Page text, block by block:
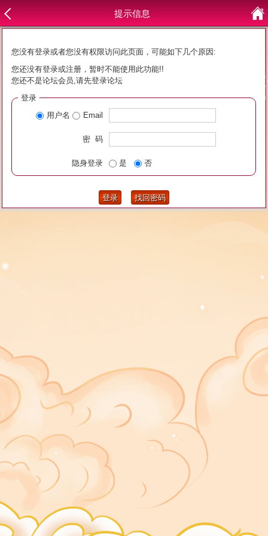
提示信息
您没有登录或者您没有权限访问此页面，可能如下几个原因:
您还没有登录或注册，暂时不能使用此功能!!
您还不是论坛会员,请先登录论坛
登录
用户名
Email
密 码
隐身登录 是 否